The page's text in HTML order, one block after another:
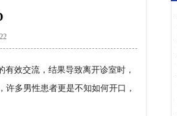
效交流，结果导致离开诊室时，
多男性患者更是不知如何开口，